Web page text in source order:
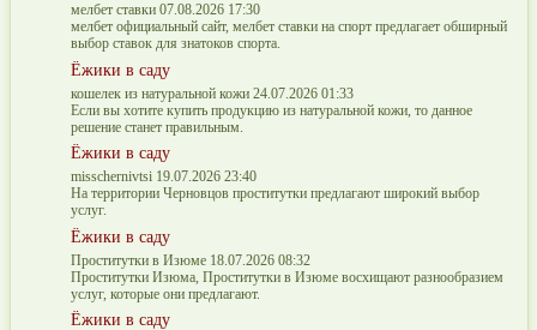
мелбет ставки 07.08.2026 17:30
мелбет официальный сайт, мелбет ставки на спорт предлагает обширный
выбор ставок для знатоков спорта.
Ёжики в саду
кошелек из натуральной кожи 24.07.2026 01:33
Если вы хотите купить продукцию из натуральной кожи, то данное
решение станет правильным.
Ёжики в саду
misschernivtsi 19.07.2026 23:40
На территории Черновцов проститутки предлагают широкий выбор
услуг.
Ёжики в саду
Проститутки в Изюме 18.07.2026 08:32
Проститутки Изюма, Проститутки в Изюме восхищают разнообразием
услуг, которые они предлагают.
Ёжики в саду